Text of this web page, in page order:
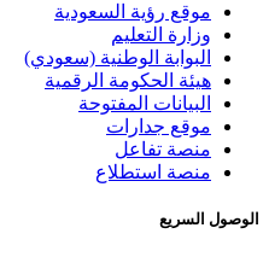
موقع رؤية السعودية
وزارة التعليم
البوابة الوطنية (سعودي)
هيئة الحكومة الرقمية
البيانات المفتوحة
موقع جدارات
منصة تفاعل
منصة استطلاع
الوصول السريع